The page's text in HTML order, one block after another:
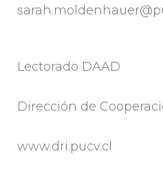
Lectorado DAAD
Dirección de
www.dri.pucv.cl